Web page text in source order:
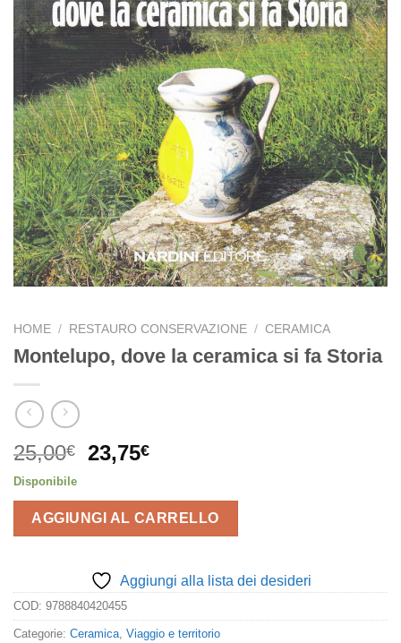
HOME / RESTAURO CONSERVAZIONE / CERAMICA
Montelupo, dove la ceramica si fa Storia
25,00€
Il
originale
era:
25,00€.
23,75€Il
attuale
è:
23,75€.
Disponibile
AGGIUNGI AL CARRELLO
Aggiungi alla lista dei desideri
COD: 9788840420455
Categorie: Ceramica Viaggio e territorio